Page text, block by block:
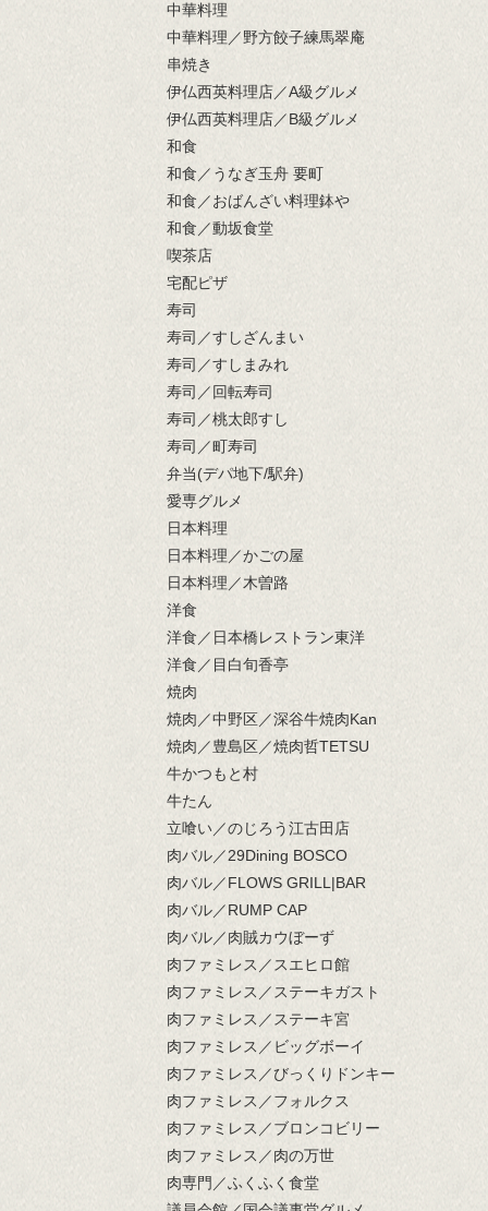
中華料理
中華料理／野方餃子練馬翠庵
串焼き
伊仏西英料理店／A級グルメ
伊仏西英料理店／B級グルメ
和食
和食／うなぎ玉舟 要町
和食／おばんざい料理鉢や
和食／動坂食堂
喫茶店
宅配ピザ
寿司
寿司／すしざんまい
寿司／すしまみれ
寿司／回転寿司
寿司／桃太郎すし
寿司／町寿司
弁当(デパ地下/駅弁)
愛専グルメ
日本料理
日本料理／かごの屋
日本料理／木曽路
洋食
洋食／日本橋レストラン東洋
洋食／目白旬香亭
焼肉
焼肉／中野区／深谷牛焼肉Kan
焼肉／豊島区／焼肉哲TETSU
牛かつもと村
牛たん
立喰い／のじろう江古田店
肉バル／29Dining BOSCO
肉バル／FLOWS GRILL|BAR
肉バル／RUMP CAP
肉バル／肉賊カウぼーず
肉ファミレス／スエヒロ館
肉ファミレス／ステーキガスト
肉ファミレス／ステーキ宮
肉ファミレス／ビッグボーイ
肉ファミレス／びっくりドンキー
肉ファミレス／フォルクス
肉ファミレス／ブロンコビリー
肉ファミレス／肉の万世
肉専門／ふくふく食堂